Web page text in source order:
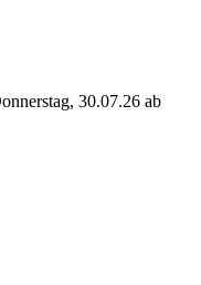
30.07.26 ab